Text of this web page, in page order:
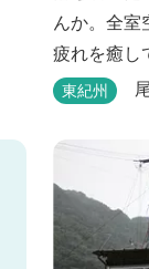
んか。全室
疲れを癒し
東紀州